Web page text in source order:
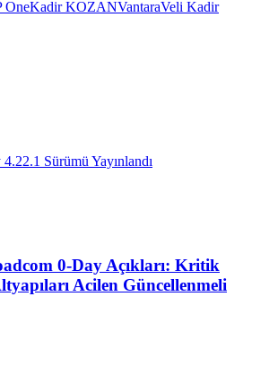
OneKadir KOZANVantaraVeli Kadir
Sürümü Yayınlandı
0-Day Açıkları: Kritik
Acilen Güncellenmeli